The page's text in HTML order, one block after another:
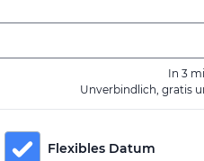
In 3
Unverbindlich, gratis
Flexibles Datum